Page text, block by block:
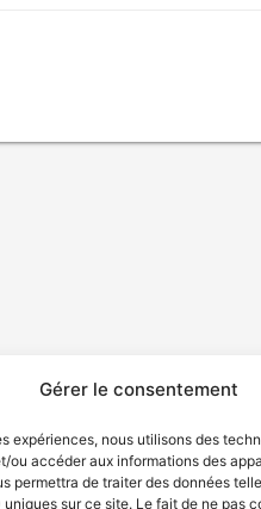
Gérer le consentement
expériences, nous utilisons des
ou accéder aux informations des
permettra de traiter des données
sur ce site. Le fait de ne pas
Politique de